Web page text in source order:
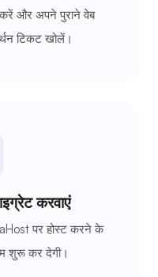
और अपने पुराने वेब
टिकट खोलें।
करवाएं
पर होस्ट करने के
शुरू कर देगी।